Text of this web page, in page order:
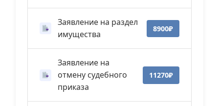
Заявление на раздел
имущества
8900₽
Заявление на
отмену судебного
приказа
11270₽